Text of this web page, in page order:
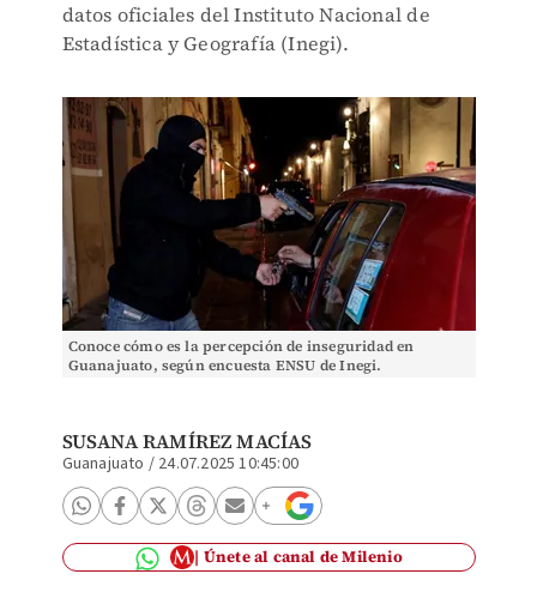
datos oficiales del Instituto Nacional de
Estadística y Geografía (Inegi).
Conoce cómo es la percepción de inseguridad en
Guanajuato, según encuesta ENSU de Inegi.
SUSANA RAMÍREZ MACÍAS
Guanajuato / 24.07.2025 10:45:00
Únete al canal de Milenio